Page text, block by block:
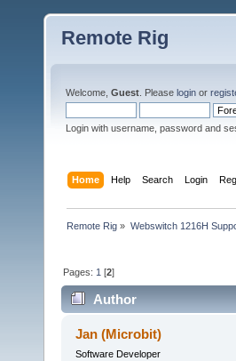
Remote Rig
Welcome, Guest . Please login or
Login with username, password and
Home Help Search Login
Remote Rig » Webswitch 1216H
Pages: 1 [2]
Author
Jan (Microbit)
Software Developer